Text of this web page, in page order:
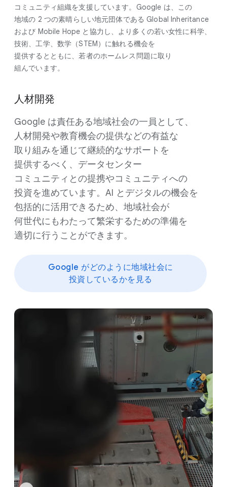
人材開発
Google は​責任ある​地域社会の​一員と​して、​
人材開発や​教育機会の​提供などの​有益な​
取り組みを​通じて​継続的な​サポートを​
提供するべく、​データセンター
コミュニティとの​提携や​コミュニティへの​
投資を​進めています。​AI と​デジタルの​機会を​
包括的に​活用できる​ため、​地域社会が​
何世代にも​わたって​繁栄する​ための​準備を​
適切に​行うことができます。
Google が​どのように​地域社会に​
投資しているかを​見る
コミュニティ組織を​支援しています。​Google は、​この​
地域の 2 つの​素晴らしい​地元団体である Global Inheritance
および Mobile Hope と​協力し、​より​多くの​若い​女性に​科学、​
技術、​工学、​数学​（STEM）に​触れる​機会を​
提供するとともに、​若者の​ホームレス問題に​取り​
組んでいます。